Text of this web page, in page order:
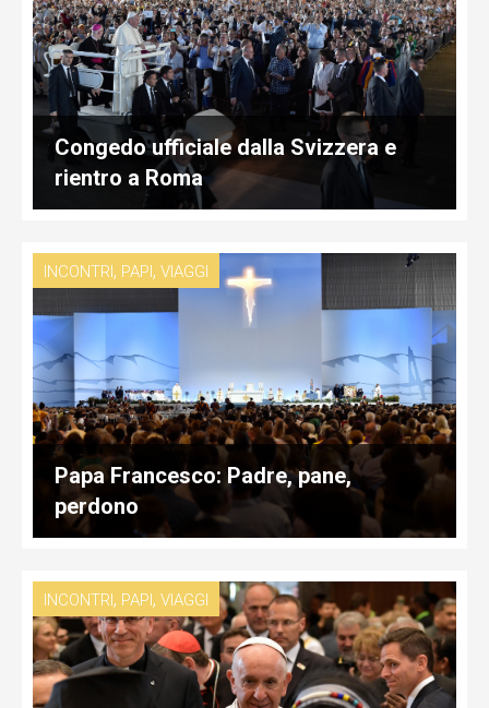
Congedo ufficiale dalla Svizzera e
rientro a Roma
INCONTRI, PAPI, VIAGGI
Papa Francesco: Padre, pane,
perdono
INCONTRI , PAPI , VIAGGI